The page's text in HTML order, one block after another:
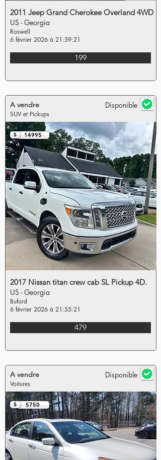
2011 Jeep Grand Cherokee Overland 4WD
US - Georgia
Roswell
6 février 2026 à 21:59:21
199
A vendre Disponible
SUV et Pickups
14995
$
2017 Nissan titan crew cab SL Pickup 4D.
US - Georgia
Buford
6 février 2026 à 21:55:21
479
A vendre Disponible
Voitures
5750
$